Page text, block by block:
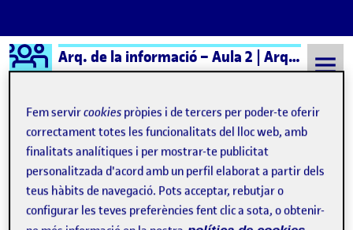
Saltar al contingutLogo Ágora Arq. de la informació – Aula 2 | Arq. de la Información – Aula 2
Semestre 20231 - Aula 2 Enunciado R2
Enunciado R2
Fem servircookies pròpies i de tercers per poder-te oferir
correctament totes les funcionalitats del lloc web, amb
finalitats analítiques i per mostrar-te publicitat
personalitzada d'acord amb un perfil elaborat a partir dels
teus hàbits de navegació. Pots acceptar, rebutjar o
configurar les teves preferències fent clic a sota, o obtenir-